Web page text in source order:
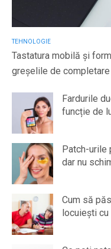
TEHNOLOGIE
Tastatura mobilă și
greșelile de completare
Fardurile
funcție de
Patch-urile
dar nu
Cum să
locuiești